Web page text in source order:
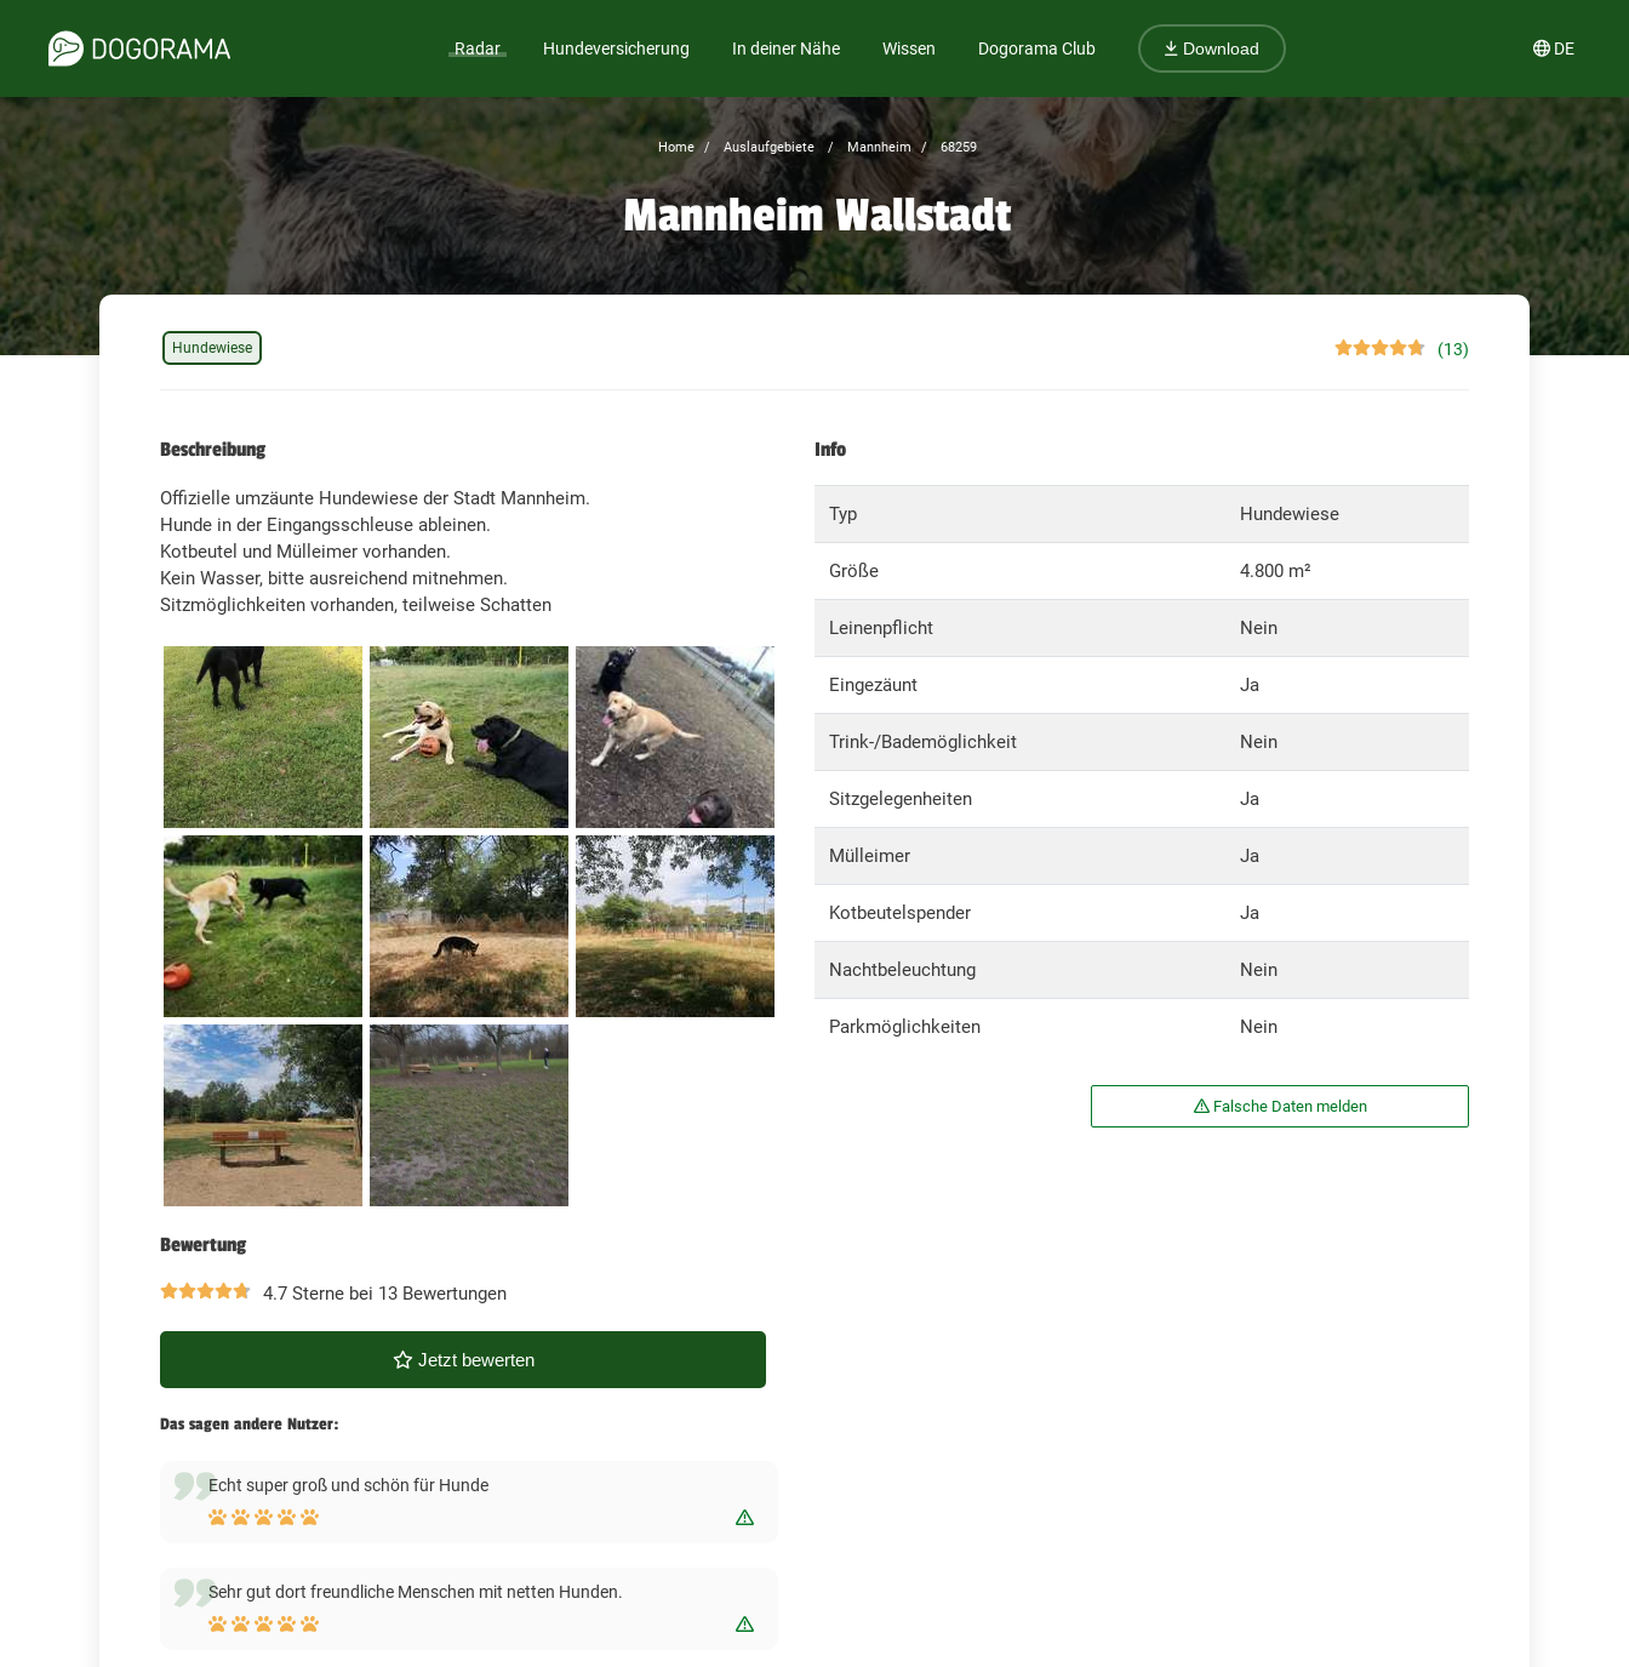
Radar Hundeversicherung In deiner Nähe Wissen Dogorama Club Download DE
Home Auslaufgebiete Mannheim 68259
Mannheim Wallstadt
(13)
Hundewiese
Beschreibung
Offizielle umzäunte Hundewiese der Stadt Mannheim.
Hunde in der Eingangsschleuse ableinen.
Kotbeutel und Mülleimer vorhanden.
Kein Wasser, bitte ausreichend mitnehmen.
Sitzmöglichkeiten vorhanden, teilweise Schatten
Bewertung
4.7 Sterne bei 13 Bewertungen
Jetzt bewerten
Das sagen andere Nutzer:
Echt super groß und schön für Hunde
Bewertung melden
Sehr gut dort freundliche Menschen mit netten Hunden.
Bewertung melden
Info
Typ Hundewiese
Größe 4.800 m²
Leinenpflicht Nein
Eingezäunt Ja
Trink-/Bademöglichkeit Nein
Sitzgelegenheiten Ja
Mülleimer Ja
Kotbeutelspender Ja
Nachtbeleuchtung Nein
Parkmöglichkeiten Nein
Falsche Daten melden